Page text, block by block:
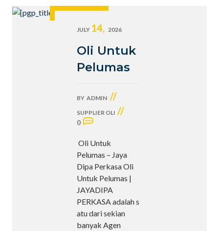
JULY 14, 2026
Oli Untuk
Pelumas
BY ADMIN //
SUPPLIER OLI //
0
Oli Untuk
Pelumas – Jaya
Dipa Perkasa Oli
Untuk Pelumas |
JAYADIPA
PERKASA adalah s
atu dari sekian
banyak Agen